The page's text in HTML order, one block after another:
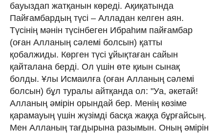
бауыздап жатқанын көреді. Ақиқатында
Пайғамбардың түсі – Алладан келген аян.
Түсінің мәнін түсінбеген Ибраһим пайғамбар
(оған Алланың сәлемі болсын) қатты
қобалжиды. Көрген түсі ұйықтаған сайын
қайталана берді. Ол үшін өте қиын сынақ
болды. Ұлы Исмаилға (оған Алланың сәлемі
болсын) бұл туралы айтқанда ол: "Уа, әкетай!
Алланың әмірін орындай бер. Менің көзіме
қарамауың үшін жүзімді басқа жаққа бұрғайсың.
Мен Алланың тағдырына разымын. Оның әмірін